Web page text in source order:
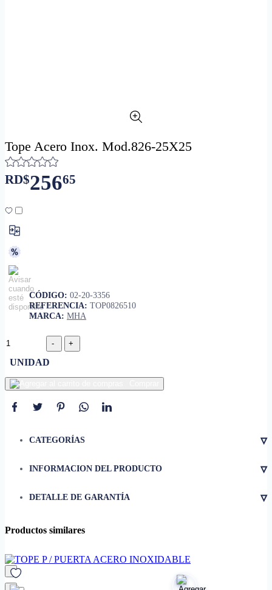
Tope Acero Inox. Mod.826-25X25
RD$25665
CÓDIGO: 02-20-3356
REFERENCIA: TOP0826510
MARCA: MHA
UNIDAD
CATEGORÍAS ▿
INFORMACION DEL PRODUCTO ▿
• Diámetro
• Acabado
DETALLE DE GARANTÍA ▿
Productos similares